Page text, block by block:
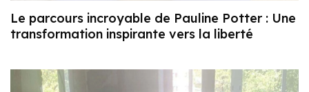
Le parcours incroyable de Pauline Potter : Une
transformation inspirante vers la liberté